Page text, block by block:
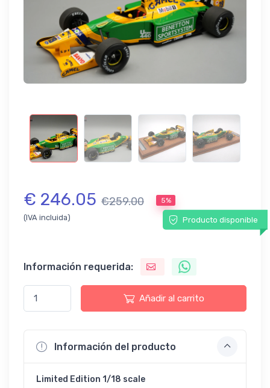
€ 246.05 €259.00 5%
(IVA incluida) Producto disponible
Información requerida:
Añadir al carrito
Información del producto
Limited Edition 1/18 scale